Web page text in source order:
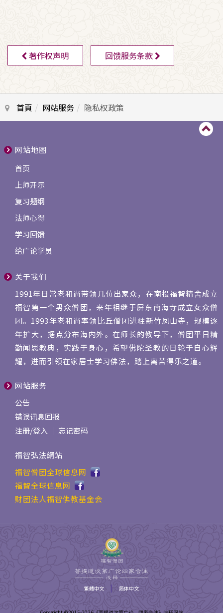
著作权声明 回馈服务条款
首頁 网站服务 隐私权政策
网站地图
首页
上师开示
复习题纲
法师心得
学习回馈
给广论学员
关于我们
1991年日常老和尚带领几位出家众，在南投福智精舍成立
福智第一个男众僧团，来年相继于屏东南海寺成立女众僧
团。1993年老和尚率领比丘僧团进驻新竹凤山寺，规模逐
年扩大，据点分布海内外。在师长的教导下，僧团平日精
勤闻思教典，实践于身心，希望佛陀圣教的日轮于自心辉
耀，进而引领在家居士学习佛法，踏上离苦得乐之道。
网站服务
公告
错误讯息回报
注册/登入 ｜ 忘记密码
福智弘法網站
福智僧团全球信息网
福智全球信息网
财团法人福智佛教基金会
繁體中文 | 简体中文